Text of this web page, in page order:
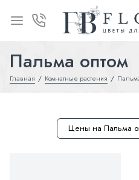
Пальма оптом
Главная Комнатные растения
Цены на Пальма